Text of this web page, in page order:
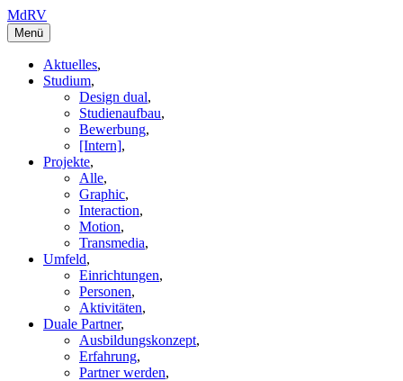
MdRV
Menü
Aktuelles,
Studium,
Design dual,
Studienaufbau,
Bewerbung,
[Intern],
Projekte,
Alle,
Graphic,
Interaction,
Motion,
Transmedia,
Umfeld,
Einrichtungen,
Personen,
Aktivitäten,
Duale Partner,
Ausbildungskonzept,
Erfahrung,
Partner werden,